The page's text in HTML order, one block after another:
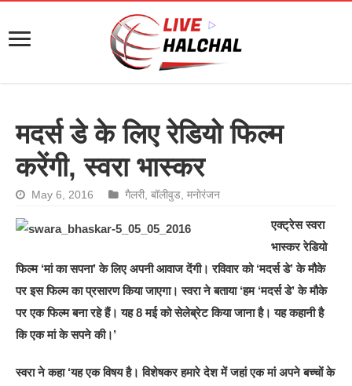
मदर्स डे के लिए रेडियो फिल्म
करेंगी, स्वरा भास्कर
May 6, 2016 गैलरी ,बॉलीवुड ,मनोरंजन
एक्ट्रेस स्वरा
भास्कर रेडियो
फिल्म ‘मां का सपना’ के लिए अपनी आवाज देंगी। रविवार को ‘मदर्स डे’ के मौके
पर इस फिल्म का प्रसारण किया जाएगा। स्वरा ने बताया ‘हम ‘मदर्स डे’ के मौके
पर एक फिल्म बना रहे हैं। यह 8 मई को सेलेब्रेट किया जाना है। यह कहानी है
कि एक मां के सपने की।’
स्वरा ने कहा ‘यह एक विषय है। विशेषकर हमारे देश में जहां एक मां अपने बच्चों के